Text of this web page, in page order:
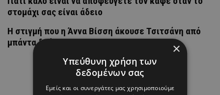
στομάχι σας είναι άδειο
H στιγμή που η Άννα Βίσση άκουσε Τσιτσάνη από
μπάντα δρόμου
×
Υπεύθυνη χρήση των
δεδομένων σας
Εμείς και οι συνεργάτες μας χρησιμοποιούμε